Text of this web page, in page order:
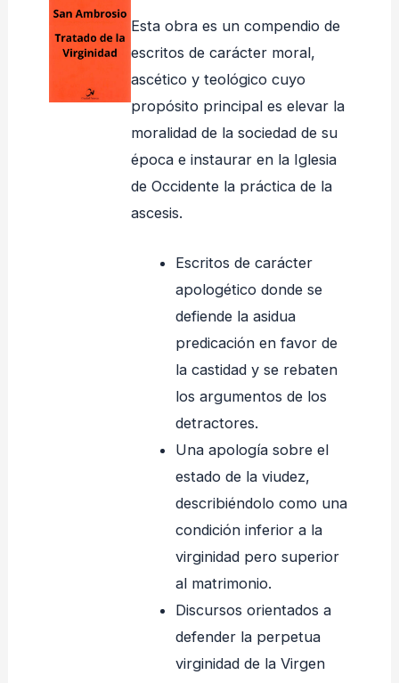
Esta obra es un compendio de
escritos de carácter moral,
ascético y teológico cuyo
propósito principal es elevar la
moralidad de la sociedad de su
época e instaurar en la Iglesia
de Occidente la práctica de la
ascesis.
Escritos de carácter
apologético donde se
defiende la asidua
predicación en favor de
la castidad y se rebaten
los argumentos de los
detractores.
Una apología sobre el
estado de la viudez,
describiéndolo como una
condición inferior a la
virginidad pero superior
al matrimonio.
Discursos orientados a
defender la perpetua
virginidad de la Virgen